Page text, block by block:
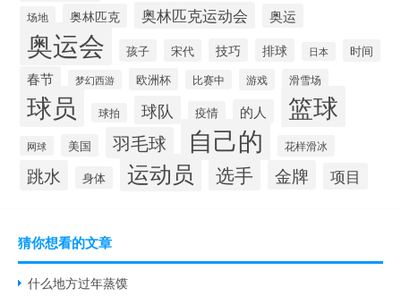
场地 奥林匹克 奥林匹克运动会 奥运
奥运会 孩子 宋代 技巧 排球 日本 时间
春节 梦幻西游 欧洲杯 比赛中 游戏 滑雪场
球员 球拍 球队 疫情 的人 篮球
网球 美国 羽毛球 自己的 花样滑冰
跳水 身体 运动员 选手 金牌 项目
猜你想看的文章
什么地方过年蒸馍